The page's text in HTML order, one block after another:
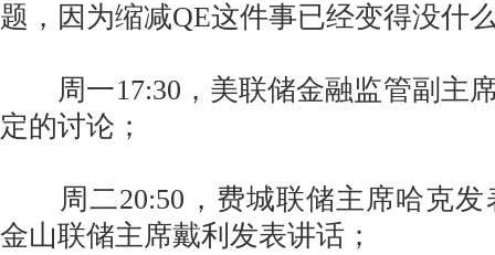
题，因为缩减QE这件事已经变得没什
周一17:30，美联储金融监管副主
定的讨论；
周二20:50，费城联储主席哈克发
金山联储主席戴利发表讲话；